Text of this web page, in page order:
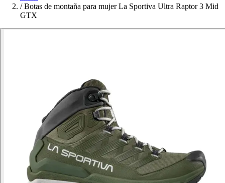
/ Botas de montaña para mujer La Sportiva Ultra Raptor 3 Mid
GTX